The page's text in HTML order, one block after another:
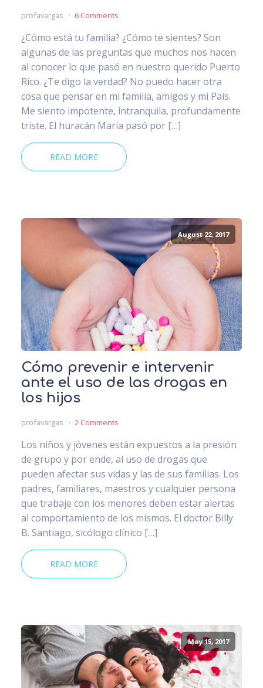
profavargas 6 Comments
¿Cómo está tu familia? ¿Cómo te sientes? Son
algunas de las preguntas que muchos nos hacen
al conocer lo que pasó en nuestro querido Puerto
Rico. ¿Te digo la verdad? No puedo hacer otra
cosa que pensar en mi familia, amigos y mi País.
Me siento impotente, intranquila, profundamente
triste. El huracán María pasó por […]
READ MORE
August 22, 2017
Cómo prevenir e intervenir
ante el uso de las drogas en
los hijos
profavargas 2 Comments
Los niños y jóvenes están expuestos a la presión
de grupo y por ende, al uso de drogas que
pueden afectar sus vidas y las de sus familias. Los
padres, familiares, maestros y cualquier persona
que trabaje con los menores deben estar alertas
al comportamiento de los mismos. El doctor Billy
B. Santiago, sicólogo clínico […]
READ MORE
May 15, 2017